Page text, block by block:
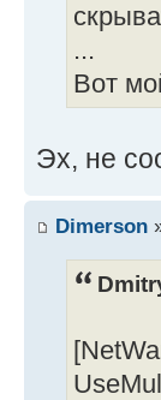
...
Вот
Эх, не
Dimerson